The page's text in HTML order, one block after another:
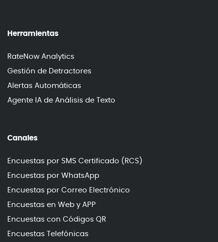
Herramientas
RateNow Analytics
Gestión de Detractores
Alertas Automáticas
Agente IA de Análisis de Texto
Canales
Encuestas por SMS Certificado (RCS)
Encuestas por WhatsApp
Encuestas por Correo Electrónico
Encuestas en Web y APP
Encuestas con Códigos QR
Encuestas Telefónicas